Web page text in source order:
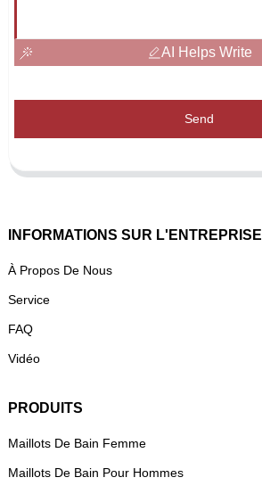
AI Helps Write
Send
INFORMATIONS SUR L'ENTREPRISE
À Propos De Nous
Service
FAQ
Vidéo
PRODUITS
Maillots De Bain Femme
Maillots De Bain Pour Hommes